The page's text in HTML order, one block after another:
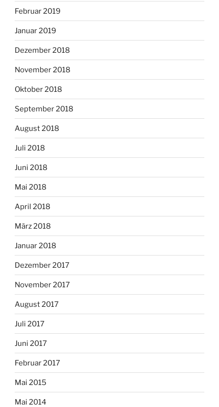
Februar 2019
Januar 2019
Dezember 2018
November 2018
Oktober 2018
September 2018
August 2018
Juli 2018
Juni 2018
Mai 2018
April 2018
März 2018
Januar 2018
Dezember 2017
November 2017
August 2017
Juli 2017
Juni 2017
Februar 2017
Mai 2015
Mai 2014